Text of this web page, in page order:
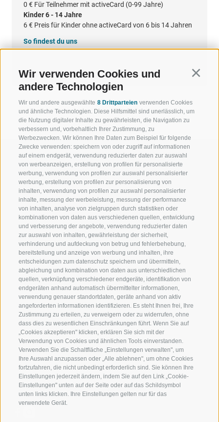
Wir verwenden Cookies und
andere Technologien
Wir und andere ausgewählte 8 Drittparteien verwenden Cookies
und ähnliche Technologien. Diese Hilfsmittel sind unerlässlich, um
die Nutzung digitaler Inhalte zu gewährleisten, die Navigation zu
verbessern und, vorbehaltlich Ihrer Zustimmung, zu
Werbezwecken. Wir können Ihre Daten zum Beispiel für folgende
Zwecke verwenden: speichern von oder zugriff auf informationen
auf einem endgerät, verwendung reduzierter daten zur auswahl
von werbeanzeigen, erstellung von profilen für personalisierte
werbung, verwendung von profilen zur auswahl personalisierter
werbung, erstellung von profilen zur personalisierung von
inhalten, verwendung von profilen zur auswahl personalisierter
inhalte, messung der werbeleistung, messung der performance
von inhalten, analyse von zielgruppen durch statistiken oder
kombinationen von daten aus verschiedenen quellen, entwicklung
und verbesserung der angebote, verwendung reduzierter daten
zur auswahl von inhalten, gewährleistung der sicherheit,
verhinderung und aufdeckung von betrug und fehlerbehebung,
bereitstellung und anzeige von werbung und inhalten, ihre
entscheidungen zum datenschutz speichern und übermitteln,
abgleichung und kombination von daten aus unterschiedlichen
quellen, verknüpfung verschiedener endgeräte, identifikation von
endgeräten anhand automatisch übermittelter informationen,
verwendung genauer standortdaten, geräte anhand von aktiv
angeforderten informationen identifizieren. Es steht Ihnen frei, Ihre
Zustimmung zu erteilen, zu verweigern oder zu widerrufen, ohne
dass dies zu wesentlichen Einschränkungen führt. Wenn Sie auf
„Cookies akzeptieren" klicken, erklären Sie sich mit der
Verwendung von Cookies und ähnlichen Tools einverstanden.
Verwenden Sie die Schaltfläche „Einstellungen verwalten", um
Ihre Auswahl anzupassen oder „Alle ablehnen", um ohne Cookies
fortzufahren, die nicht unbedingt erforderlich sind. Sie können Ihre
Einstellungen jederzeit ändern, indem Sie auf den Link „Cookie-
Einstellungen" unten auf der Seite oder auf das Schildsymbol
unten links klicken. Ihre Einstellungen gelten nur für das
verwendete Gerät.
0 € Für Teilnehmer mit activeCard (0-99 Jahre)
Kinder 6 - 14 Jahre
6 € Preis für Kinder ohne activeCard von 6 bis 14 Jahren
So findest du uns
WILLKOMMEN IN DER
FERIENREGION RATSCHINGS
JAUFENTAL
RATSCHINGS
RIDNAUNTAL
BERGBAHNEN
SKISCHULE RATSCHINGS
LUISL'S SKISCHULE IN RATSCHINGS
SPORT UND
MENGE
SKIFAHREN
WANDERN
HOCHALPINE
BIKEN
LANGLAUFEN
FOLGE UNS AUF SOCIAL MEDIA